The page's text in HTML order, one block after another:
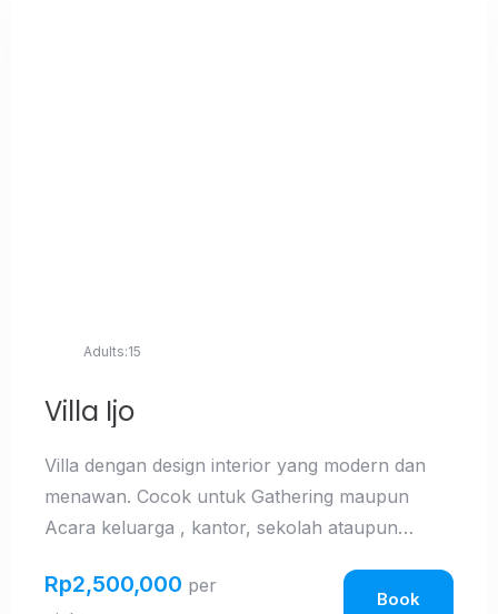
Villa Ijo
Villa dengan design interior yang modern dan
menawan. Cocok untuk Gathering maupun
Acara keluarga , kantor, sekolah ataupun
biasa.
Adults:15
Rp2,500,000 per
Book